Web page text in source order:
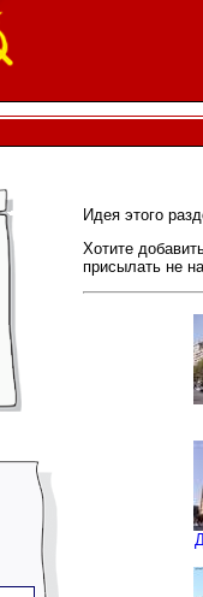
Идея этого
Хотите
присылать не